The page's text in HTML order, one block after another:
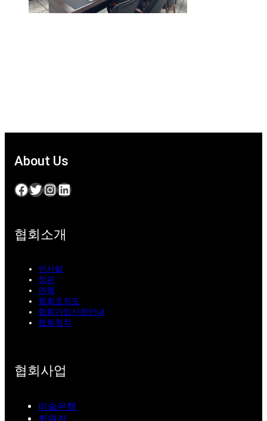
About Us
Facebook Twitter InstagramLinkedIn
협회소개
인사말
정관
연혁
협회조직도
협회가입신청안내
협회위치
협회사업
미술은행
회원전